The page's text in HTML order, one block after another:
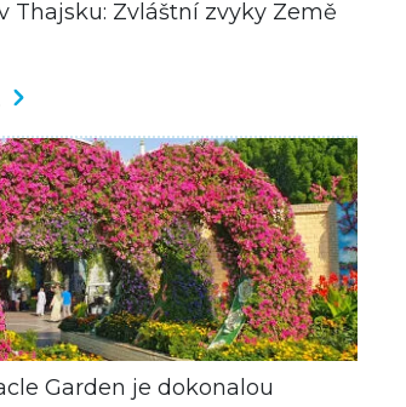
Thajsku: Zvláštní zvyky Země
Garden je dokonalou